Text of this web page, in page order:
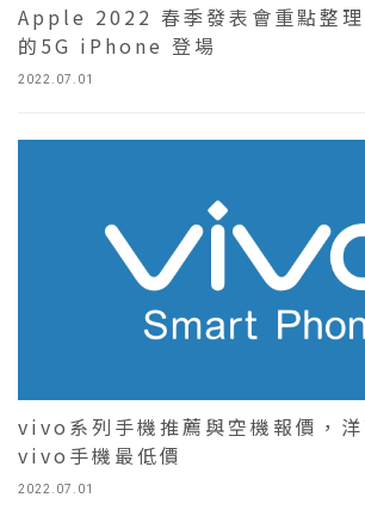
2022.07.01
Apple 2022 春季發表會重點整理
的5G iPhone 登場
2022.07.01
vivo系列手機推薦與空機報價，
vivo手機最低價